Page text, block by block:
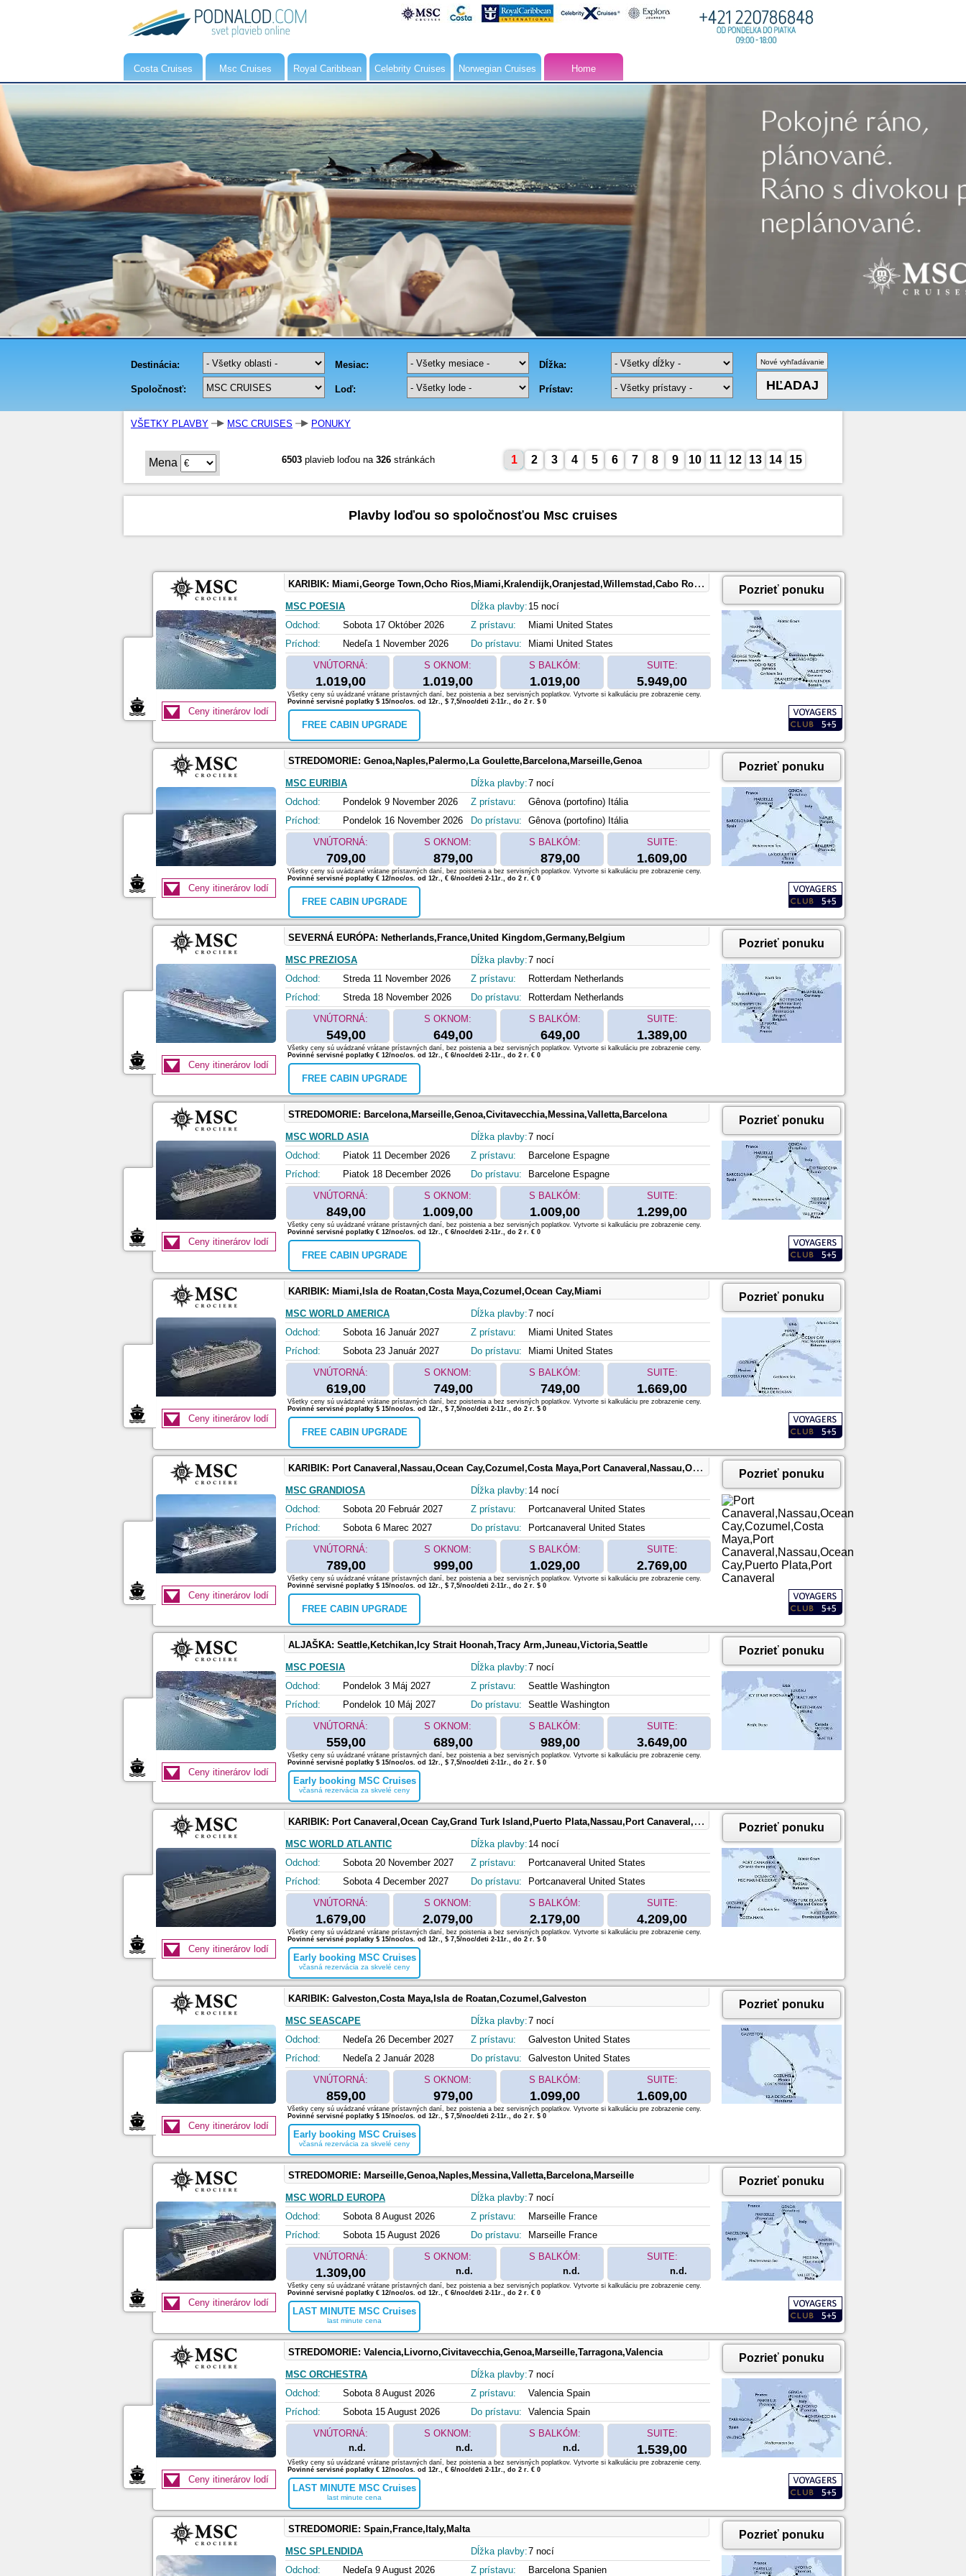
Costa Cruises Msc Cruises Royal Caribbean Celebrity Cruises Norwegian Cruises Home
VŠETKY PLAVBY MSC CRUISES PONUKY
Mena 6503 plavieb loďou na 326 stránkách 15
14
13
12
11
10
9
8
7
6
5
4
3
2
1
Plavby loďou so spoločnosťou Msc cruises
KARIBIK: Miami,George Town,Ocho Rios,Miami,Kralendijk,Oranjestad,Willemstad,Cabo Rojo,Ocho Rios,Miami
MSC POESIA
Odchod:
Sobota 17 Október 2026
Príchod:
Nedeľa 1 November 2026
Dĺžka plavby: 15 nocí
Z prístavu:
Miami United States
Do prístavu:
Miami United States
VNÚTORNÁ:
1.019,00
S OKNOM:
1.019,00
S BALKÓM:
1.019,00
SUITE:
5.949,00
FREE CABIN UPGRADE
Pozrieť ponuku
Ceny itinerárov lodí
Všetky ceny sú uvádzané vrátane prístavných daní, bez poistenia a bez servisných poplatkov. Vytvorte si kalkuláciu pre zobrazenie ceny.
Povinné servisné poplatky $ 15/noc/os. od 12r., $ 7,5/noc/deti 2-11r., do 2 r. $ 0
STREDOMORIE: Genoa,Naples,Palermo,La Goulette,Barcelona,Marseille,Genoa
MSC EURIBIA
Odchod:
Pondelok 9 November 2026
Príchod:
Pondelok 16 November 2026
Dĺžka plavby:7 nocí
Z prístavu:
Gênova (portofino) Itália
Do prístavu:
Gênova (portofino) Itália
VNÚTORNÁ:
709,00
S OKNOM:
879,00
S BALKÓM:
879,00
SUITE:
1.609,00
FREE CABIN UPGRADE
Pozrieť ponuku
Ceny itinerárov lodí
Všetky ceny sú uvádzané vrátane prístavných daní, bez poistenia a bez servisných poplatkov. Vytvorte si kalkuláciu pre zobrazenie ceny.
Povinné servisné poplatky € 12/noc/os. od 12r., € 6/noc/deti 2-11r., do 2 r. € 0
SEVERNÁ EURÓPA: Netherlands,France,United Kingdom,Germany,Belgium
MSC PREZIOSA
Odchod:
Streda 11 November 2026
Príchod:
Streda 18 November 2026
Dĺžka plavby:7 nocí
Z prístavu:
Rotterdam Netherlands
Do prístavu:
Rotterdam Netherlands
VNÚTORNÁ:
549,00
S OKNOM:
649,00
S BALKÓM:
649,00
SUITE:
1.389,00
FREE CABIN UPGRADE
Pozrieť ponuku
Ceny itinerárov lodí
Všetky ceny sú uvádzané vrátane prístavných daní, bez poistenia a bez servisných poplatkov. Vytvorte si kalkuláciu pre zobrazenie ceny.
Povinné servisné poplatky € 12/noc/os. od 12r., € 6/noc/deti 2-11r., do 2 r. € 0
STREDOMORIE: Barcelona,Marseille,Genoa,Civitavecchia,Messina,Valletta,Barcelona
MSC WORLD ASIA
Odchod:
Piatok 11 December 2026
Príchod:
Piatok 18 December 2026
Dĺžka plavby:7 nocí
Z prístavu:
Barcelone Espagne
Do prístavu:
Barcelone Espagne
VNÚTORNÁ:
849,00
S OKNOM:
1.009,00
S BALKÓM:
1.009,00
SUITE:
1.299,00
FREE CABIN UPGRADE
Pozrieť ponuku
Ceny itinerárov lodí
Všetky ceny sú uvádzané vrátane prístavných daní, bez poistenia a bez servisných poplatkov. Vytvorte si kalkuláciu pre zobrazenie ceny.
Povinné servisné poplatky € 12/noc/os. od 12r., € 6/noc/deti 2-11r., do 2 r. € 0
KARIBIK: Miami,Isla de Roatan,Costa Maya,Cozumel,Ocean Cay,Miami
MSC WORLD AMERICA
Odchod:
Sobota 16 Január 2027
Príchod:
Sobota 23 Január 2027
Dĺžka plavby:7 nocí
Z prístavu:
Miami United States
Do prístavu:
Miami United States
VNÚTORNÁ:
619,00
S OKNOM:
749,00
S BALKÓM:
749,00
SUITE:
1.669,00
FREE CABIN UPGRADE
Pozrieť ponuku
Ceny itinerárov lodí
Všetky ceny sú uvádzané vrátane prístavných daní, bez poistenia a bez servisných poplatkov. Vytvorte si kalkuláciu pre zobrazenie ceny.
Povinné servisné poplatky $ 15/noc/os. od 12r., $ 7,5/noc/deti 2-11r., do 2 r. $ 0
KARIBIK: Port Canaveral,Nassau,Ocean Cay,Cozumel,Costa Maya,Port Canaveral,Nassau,Ocean Cay,Puerto Plata,Port Canaveral
MSC GRANDIOSA
Odchod:
Sobota 20 Február 2027
Príchod:
Sobota 6 Marec 2027
Dĺžka plavby: 14 nocí
Z prístavu:
Portcanaveral United States
Do prístavu:
Portcanaveral United States
VNÚTORNÁ:
789,00
S OKNOM:
999,00
S BALKÓM:
1.029,00
SUITE:
2.769,00
FREE CABIN UPGRADE
Pozrieť ponuku
Ceny itinerárov lodí
Všetky ceny sú uvádzané vrátane prístavných daní, bez poistenia a bez servisných poplatkov. Vytvorte si kalkuláciu pre zobrazenie ceny.
Povinné servisné poplatky $ 15/noc/os. od 12r., $ 7,5/noc/deti 2-11r., do 2 r. $ 0
ALJAŠKA: Seattle,Ketchikan,Icy Strait Hoonah,Tracy Arm,Juneau,Victoria,Seattle
MSC POESIA
Odchod:
Pondelok 3 Máj 2027
Príchod:
Pondelok 10 Máj 2027
Dĺžka plavby:7 nocí
Z prístavu:
Seattle Washington
Do prístavu:
Seattle Washington
VNÚTORNÁ:
559,00
S OKNOM:
689,00
S BALKÓM:
989,00
SUITE:
3.649,00
Early booking MSC Cruises
včasná rezervácia za skvelé ceny
Pozrieť ponuku
Ceny itinerárov lodí
Všetky ceny sú uvádzané vrátane prístavných daní, bez poistenia a bez servisných poplatkov. Vytvorte si kalkuláciu pre zobrazenie ceny.
Povinné servisné poplatky $ 15/noc/os. od 12r., $ 7,5/noc/deti 2-11r., do 2 r. $ 0
KARIBIK: Port Canaveral,Ocean Cay,Grand Turk Island,Puerto Plata,Nassau,Port Canaveral,Ocean Cay,Nassau,Cozumel,Costa Maya,Port Canaveral
MSC WORLD ATLANTIC
Odchod:
Sobota 20 November 2027
Príchod:
Sobota 4 December 2027
Dĺžka plavby: 14 nocí
Z prístavu:
Portcanaveral United States
Do prístavu:
Portcanaveral United States
VNÚTORNÁ:
1.679,00
S OKNOM:
2.079,00
S BALKÓM:
2.179,00
SUITE:
4.209,00
Early booking MSC Cruises
včasná rezervácia za skvelé ceny
Pozrieť ponuku
Ceny itinerárov lodí
Všetky ceny sú uvádzané vrátane prístavných daní, bez poistenia a bez servisných poplatkov. Vytvorte si kalkuláciu pre zobrazenie ceny.
Povinné servisné poplatky $ 15/noc/os. od 12r., $ 7,5/noc/deti 2-11r., do 2 r. $ 0
KARIBIK: Galveston,Costa Maya,Isla de Roatan,Cozumel,Galveston
MSC SEASCAPE
Odchod:
Nedeľa 26 December 2027
Príchod:
Nedeľa 2 Január 2028
Dĺžka plavby:7 nocí
Z prístavu:
Galveston United States
Do prístavu:
Galveston United States
VNÚTORNÁ:
859,00
S OKNOM:
979,00
S BALKÓM:
1.099,00
SUITE:
1.609,00
Early booking MSC Cruises
včasná rezervácia za skvelé ceny
Pozrieť ponuku
Ceny itinerárov lodí
Všetky ceny sú uvádzané vrátane prístavných daní, bez poistenia a bez servisných poplatkov. Vytvorte si kalkuláciu pre zobrazenie ceny.
Povinné servisné poplatky $ 15/noc/os. od 12r., $ 7,5/noc/deti 2-11r., do 2 r. $ 0
STREDOMORIE: Marseille,Genoa,Naples,Messina,Valletta,Barcelona,Marseille
MSC WORLD EUROPA
Odchod:
Sobota 8 August 2026
Príchod:
Sobota 15 August 2026
Dĺžka plavby:7 nocí
Z prístavu:
Marseille France
Do prístavu:
Marseille France
VNÚTORNÁ:
1.309,00
S OKNOM:
n.d.
S BALKÓM:
n.d.
SUITE:
n.d.
LAST MINUTE MSC Cruises
last minute cena
Pozrieť ponuku
Ceny itinerárov lodí
Všetky ceny sú uvádzané vrátane prístavných daní, bez poistenia a bez servisných poplatkov. Vytvorte si kalkuláciu pre zobrazenie ceny.
Povinné servisné poplatky € 12/noc/os. od 12r., € 6/noc/deti 2-11r., do 2 r. € 0
STREDOMORIE: Valencia,Livorno,Civitavecchia,Genoa,Marseille,Tarragona,Valencia
MSC ORCHESTRA
Odchod:
Sobota 8 August 2026
Príchod:
Sobota 15 August 2026
Dĺžka plavby:7 nocí
Z prístavu:
Valencia Spain
Do prístavu:
Valencia Spain
VNÚTORNÁ:
n.d.
S OKNOM:
n.d.
S BALKÓM:
n.d.
SUITE:
1.539,00
LAST MINUTE MSC Cruises
last minute cena
Pozrieť ponuku
Ceny itinerárov lodí
Všetky ceny sú uvádzané vrátane prístavných daní, bez poistenia a bez servisných poplatkov. Vytvorte si kalkuláciu pre zobrazenie ceny.
Povinné servisné poplatky € 12/noc/os. od 12r., € 6/noc/deti 2-11r., do 2 r. € 0
STREDOMORIE: Spain,France,Italy,Malta
MSC SPLENDIDA
Odchod:
Nedeľa 9 August 2026
Dĺžka plavby:7 nocí
Z prístavu:
Barcelona Spanien
Pozrieť ponuku